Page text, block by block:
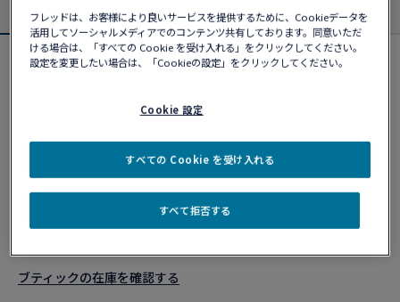
カスタマイズ可能
ショッピングバッグに追加
ブティックの在庫を確認する​
フレッドは、お客様により良いサービスを提供するために、Cookieデータを
活用してソーシャルメディアでのコンテンツ共有しております。同意いただ
ける場合は、「すべての Cookie を受け入れる」をクリックしてください。
設定を変更したい場合は、「Cookieの設定」をクリックしてください。
Cookie 設定
すべて拒否する
すべての Cookie を受け入れる